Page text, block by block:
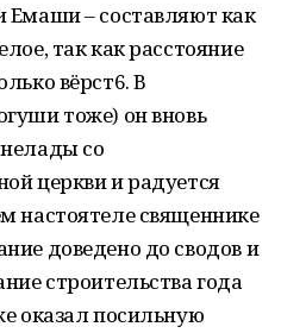
– составляют как
так как расстояние
вёрст6. В
тоже) он вновь
со
церкви и радуется
настоятеле священнике
доведено до сводов и
строительства года
оказал посильную